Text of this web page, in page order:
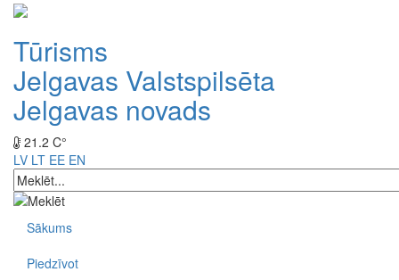
Tūrisms
Jelgavas Valstspilsēta
Jelgavas novads
21.2 C°
LV LT EE EN
Sākums
Piedzīvot